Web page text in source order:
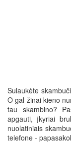
Sulaukėte
O gal žinai kieno
tau skambino?
apgauti, įkyriai
nuolatiniais
telefone -